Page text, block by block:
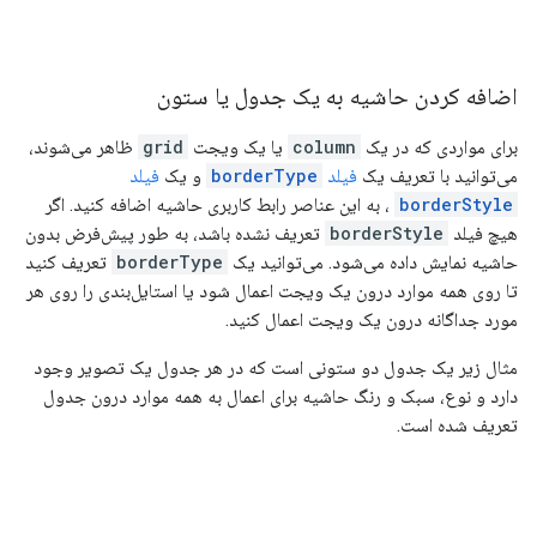
اضافه کردن حاشیه به یک جدول یا ستون
برای مواردی که در یک column یا یک ویجت grid ظاهر می‌شوند،
می‌توانید با تعریف یک فیلد borderType و یک فیلد
borderStyle ، به این عناصر رابط کاربری حاشیه اضافه کنید. اگر
هیچ فیلد borderStyle تعریف نشده باشد، به طور پیش‌فرض بدون
حاشیه نمایش داده می‌شود. می‌توانید یک borderType تعریف کنید
تا روی همه موارد درون یک ویجت اعمال شود یا استایل‌بندی را روی هر
مورد جداگانه درون یک ویجت اعمال کنید.
مثال زیر یک جدول دو ستونی است که در هر جدول یک تصویر وجود
دارد و نوع، سبک و رنگ حاشیه برای اعمال به همه موارد درون جدول
تعریف شده است.